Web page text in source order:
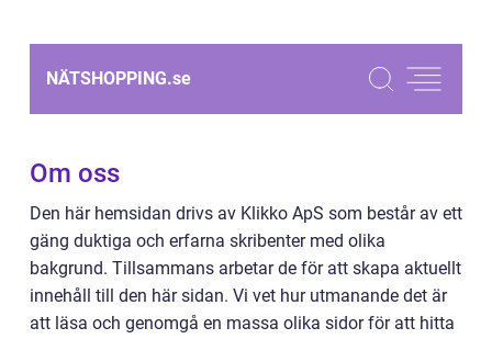
NÄTSHOPPING.se
Om oss
Den här hemsidan drivs av Klikko ApS som består av ett
gäng duktiga och erfarna skribenter med olika
bakgrund. Tillsammans arbetar de för att skapa aktuellt
innehåll till den här sidan. Vi vet hur utmanande det är
att läsa och genomgå en massa olika sidor för att hitta